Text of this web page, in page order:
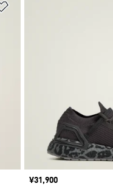
価格
¥31,900